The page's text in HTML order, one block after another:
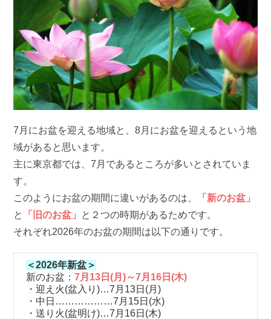
7月にお盆を迎える地域と、8月にお盆を迎えるという地
域があると思います。
主に東京都では、7月であるところが多いとされていま
す。
このようにお盆の期間に違いがあるのは、
「新のお盆」
と
「旧のお盆」 と２つの時期があるためです。
それぞれ2026年のお盆の期間は以下の通りです。
＜2026年新盆＞
新のお盆：7月13日(月)～7月16日(木)
・迎え火(盆入り)…7月13日(月)
・中日………………7月15日(水)
・送り火(盆明け)…7月16日(木)